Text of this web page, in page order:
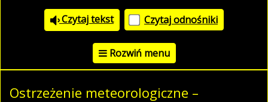
Czytaj tekst Czytaj odnośniki
Rozwiń menu
Ostrzeżenie meteorologiczne –